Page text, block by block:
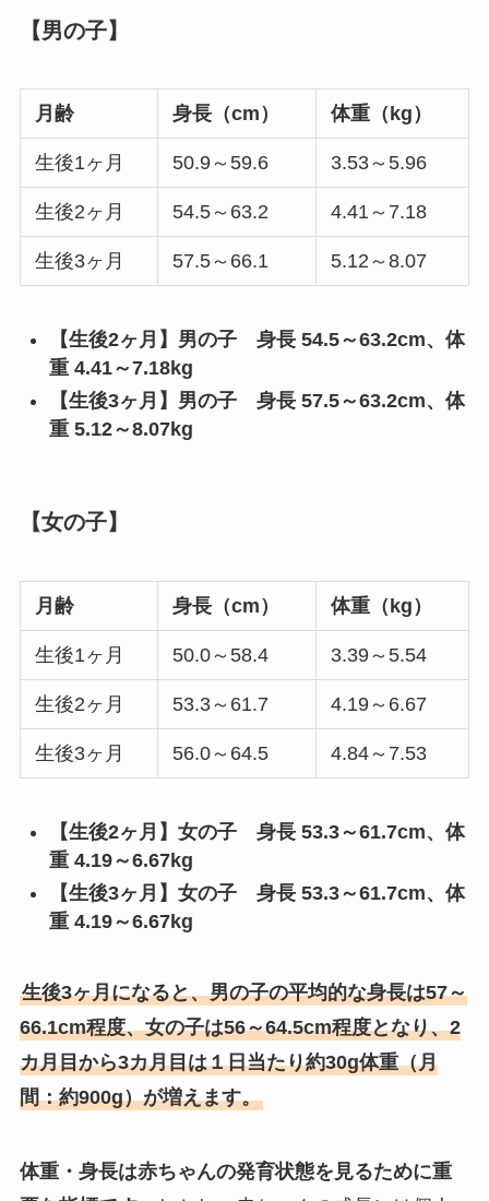
【男の子】
月齢 身長（cm） 体重（kg）
生後1ヶ月 50.9～59.6 3.53～5.96
生後2ヶ月 54.5～63.2 4.41～7.18
生後3ヶ月 57.5～66.1 5.12～8.07
【生後2ヶ月】男の子
身長 54.5～63.2cm、体
重 4.41～7.18kg
【生後3ヶ月】男の子
身長 57.5～63.2cm、体
重 5.12～8.07kg
【女の子】
月齢 身長（cm） 体重（kg）
生後1ヶ月 50.0～58.4 3.39～5.54
生後2ヶ月 53.3～61.7 4.19～6.67
生後3ヶ月 56.0～64.5 4.84～7.53
【生後2ヶ月】女の子
身長 53.3～61.7cm、体
重 4.19～6.67kg
【生後3ヶ月】女の子
身長 53.3～61.7cm、体
重 4.19～6.67kg
生後3ヶ月になると、男の子の平均的な身長は57～
66.1cm程度、女の子は56～64.5cm程度となり、2
カ月目から3カ月目は１日当たり約30g体重（月
間：約900g）が増えます。
体重・身長は赤ちゃんの発育状態を見るために重